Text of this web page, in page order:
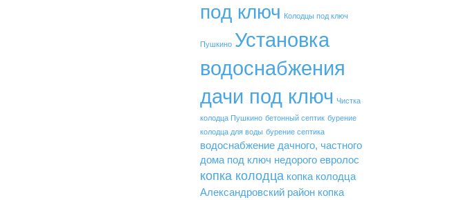
под ключ Колодцы под ключ
Пушкино Установка
водоснабжения
дачи под ключ Чистка
колодца Пушкино бетонный септик бурение
колодца для воды бурение септика
водоснабжение дачного, частного
дома под ключ недорого евролос
копка колодца копка колодца
Александровский район копка